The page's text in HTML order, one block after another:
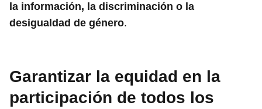
la información, la discriminación o la
desigualdad de género.
Garantizar la equidad en la
participación de todos los